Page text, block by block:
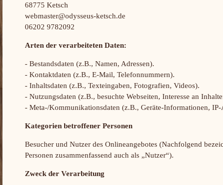
68775 Ketsch
webmaster@odysseus-ketsch.de
06202 9782092
Arten der verarbeiteten Daten:
- Bestandsdaten (z.B., Namen, Adressen).
- Kontaktdaten (z.B., E-Mail, Telefonnummern).
- Inhaltsdaten (z.B., Texteingaben, Fotografien, Videos).
- Nutzungsdaten (z.B., besuchte Webseiten, Interesse an
- Meta-/Kommunikationsdaten (z.B., Geräte-Informationen, IP-
Kategorien betroffener Personen
Besucher und Nutzer des Onlineangebotes (Nachfolgend
Personen zusammenfassend auch als „Nutzer“).
Zweck der Verarbeitung